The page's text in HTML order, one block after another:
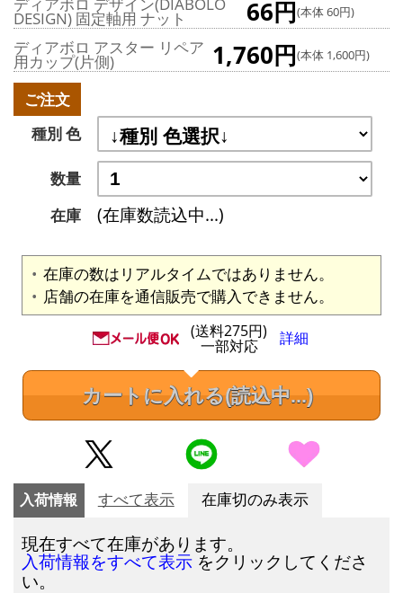
ディアボロ デザイン(DIABOLO
DESIGN) 固定軸用 ナット 66円(本体 60円)
ディアボロ アスター リペア
用カップ(片側) 1,760円(本体 1,600円)
ご注文
種別 色
数量
在庫
(在庫数読込中...)
在庫の数はリアルタイムではありません。
店舗の在庫を通信販売で購入できません。
(送料275円)
一部対応 詳細
カートに入れる(読込中...)
入荷情報 すべて表示 在庫切のみ表示
現在すべて在庫があります。
入荷情報をすべて表示 をクリックしてくださ
い。